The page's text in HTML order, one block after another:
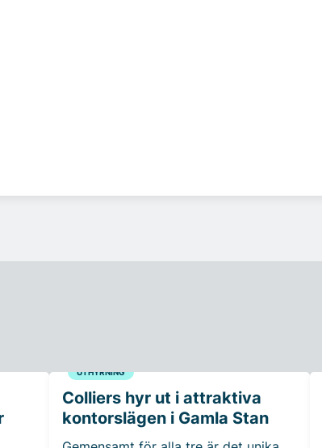
UTHYRNING
Colliers hyr ut i attraktiva
kontorslägen i Gamla Stan